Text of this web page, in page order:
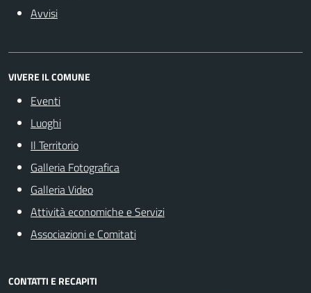
Avvisi
VIVERE IL COMUNE
Eventi
Luoghi
Il Territorio
Galleria Fotografica
Galleria Video
Attività economiche e Servizi
Associazioni e Comitati
CONTATTI E RECAPITI